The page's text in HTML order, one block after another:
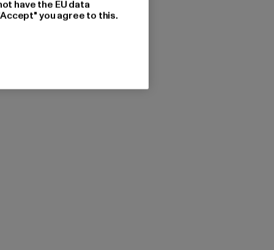
have the EU data
you agree to this.